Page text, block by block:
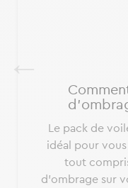
Le pack de
idéal pour
tout
d’ombrage sur